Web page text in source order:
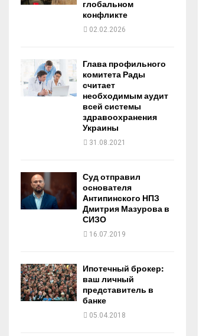
глобальном
конфликте
02.02.2026
Глава профильного
комитета Рады
считает
необходимым аудит
всей системы
здравоохранения
Украины
31.08.2021
Суд отправил
основателя
Антипинского НПЗ
Дмитрия Мазурова в
СИЗО
16.07.2019
Ипотечный брокер:
ваш личный
представитель в
банке
05.04.2018